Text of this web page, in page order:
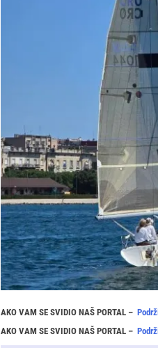
AKO VAM SE SVIDIO NAŠ PORTAL –
AKO VAM SE SVIDIO NAŠ PORTAL –